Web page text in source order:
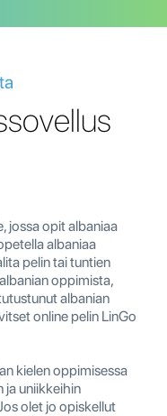
jossa opit albaniaa
albaniaa
pelin tai tuntien
oppimista,
albanian
online pelin LinGo
kielen oppimisessa
ja uniikkeihin
olet jo opiskellut